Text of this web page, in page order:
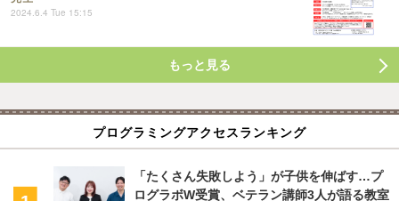
2024.6.4 Tue 15:15
もっと見る
プログラミングアクセスランキング
「たくさん失敗しよう」が子供を伸ばす…プ
ログラボW受賞、ベテラン講師3人が語る教室